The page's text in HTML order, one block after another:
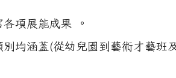
項展能成果 。
均涵蓋(從幼兒園到藝術才藝班